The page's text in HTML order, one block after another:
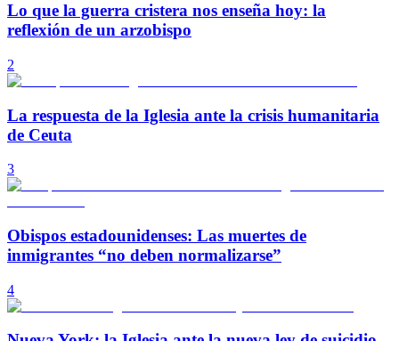
Lo que la guerra cristera nos enseña hoy: la
reflexión de un arzobispo
2
La respuesta de la Iglesia ante la crisis humanitaria
de Ceuta
3
Obispos estadounidenses: Las muertes de
inmigrantes “no deben normalizarse”
4